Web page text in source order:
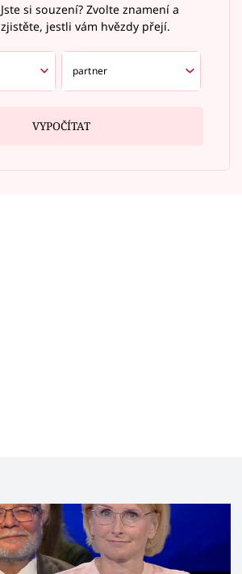
Jste si souzení? Zvolte znamení a
zjistěte, jestli vám hvězdy přejí.
VYPOČÍTAT